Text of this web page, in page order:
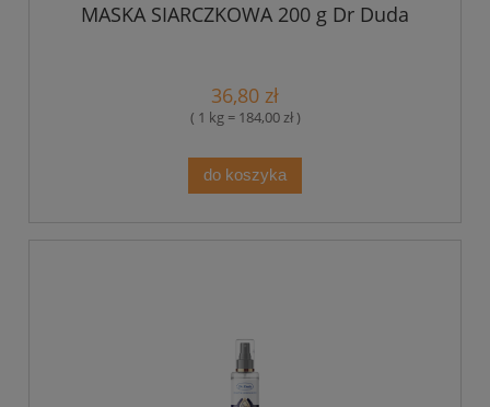
MASKA SIARCZKOWA 200 g Dr Duda
36,80 zł
( 1 kg = 184,00 zł )
do koszyka